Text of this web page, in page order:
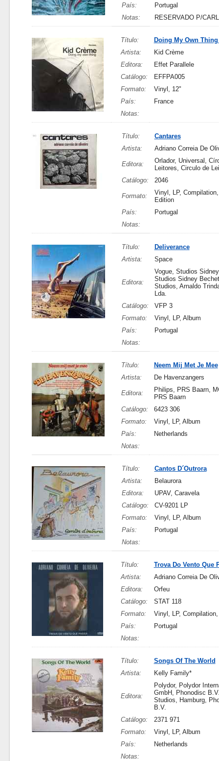
País:
Portugal
Notas:
RESERVADO P/
Título:
Doing My Own
Artista:
Kid Crème
Editora:
Effet Parallele
Catálogo:
EFFPA005
Formato:
Vinyl, 12"
País:
France
Notas:
Título:
Cantares
Artista:
Adriano Correia De
Editora:
Orlador, Universal,
Leitores, Circulo de
Catálogo:
2046
Formato:
Vinyl, LP,
Edition
País:
Portugal
Notas:
Título:
Deliverance
Artista:
Space
Editora:
Vogue, Studios
Studios Sidney
Studios, Arnaldo
Lda.
Catálogo:
VFP 3
Formato:
Vinyl, LP, Album
País:
Portugal
Notas:
Título:
Neem Mij Met Je Mee
Artista:
De Havenzangers
Editora:
Philips, PRS Baarn,
PRS Baarn
Catálogo:
6423 306
Formato:
Vinyl, LP, Album
País:
Netherlands
Notas:
Título:
Cantos D´Outrora
Artista:
Belaurora
Editora:
UPAV, Caravela
Catálogo:
CV-9201 LP
Formato:
Vinyl, LP, Album
País:
Portugal
Notas:
Título:
Trova Do Vento Que
Artista:
Adriano Correia De
Editora:
Orfeu
Catálogo:
STAT 118
Formato:
Vinyl, LP,
País:
Portugal
Notas:
Título:
Songs Of The World
Artista:
Kelly Family*
Editora:
Polydor, Polydor
GmbH, Phonodisc
Studios, Hamburg,
B.V.
Catálogo:
2371 971
Formato:
Vinyl, LP, Album
País:
Netherlands
Notas: